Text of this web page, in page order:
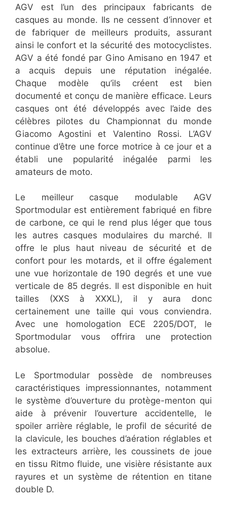
AGV est l’un des principaux fabricants de
casques au monde. Ils ne cessent d’innover et
de fabriquer de meilleurs produits, assurant
ainsi le confort et la sécurité des motocyclistes.
AGV a été fondé par Gino Amisano en 1947 et
a acquis depuis une réputation inégalée.
Chaque modèle qu’ils créent est bien
documenté et conçu de manière efficace. Leurs
casques ont été développés avec l’aide des
célèbres pilotes du Championnat du monde
Giacomo Agostini et Valentino Rossi. L’AGV
continue d’être une force motrice à ce jour et a
établi une popularité inégalée parmi les
amateurs de moto.
Le meilleur casque modulable AGV
Sportmodular est entièrement fabriqué en fibre
de carbone, ce qui le rend plus léger que tous
les autres casques modulaires du marché. Il
offre le plus haut niveau de sécurité et de
confort pour les motards, et il offre également
une vue horizontale de 190 degrés et une vue
verticale de 85 degrés. Il est disponible en huit
tailles (XXS à XXXL), il y aura donc
certainement une taille qui vous conviendra.
Avec une homologation ECE 2205/DOT, le
Sportmodular vous offrira une protection
absolue.
Le Sportmodular possède de nombreuses
caractéristiques impressionnantes, notamment
le système d’ouverture du protège-menton qui
aide à prévenir l’ouverture accidentelle, le
spoiler arrière réglable, le profil de sécurité de
la clavicule, les bouches d’aération réglables et
les extracteurs arrière, les coussinets de joue
en tissu Ritmo fluide, une visière résistante aux
rayures et un système de rétention en titane
double D.